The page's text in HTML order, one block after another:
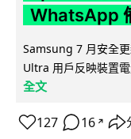
WhatsApp
Samsung 7 月安全
Ultra 用戶反映裝置
全文
127 16 ↗